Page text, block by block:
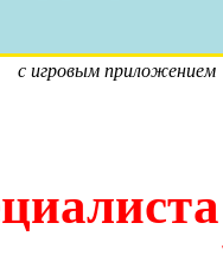
с игровым приложением